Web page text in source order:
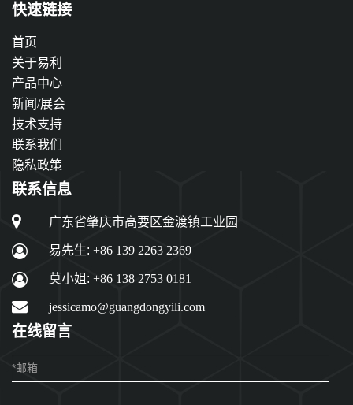
快速链接
首页
关于易利
产品中心
新闻/展会
技术支持
联系我们
隐私政策
联系信息
广东省肇庆市高要区金渡镇工业园
易先生: +86 139 2263 2369
莫小姐: +86 138 2753 0181
jessicamo@guangdongyili.com
在线留言